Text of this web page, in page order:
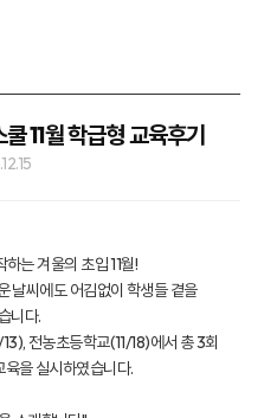
11월 학급형 교육후기
는 겨울의 초입 11월!
날씨에도 어김없이 학생들 곁을
니다.
전농초등학교(11/18)에서 총 3회
을 실시하였습니다.